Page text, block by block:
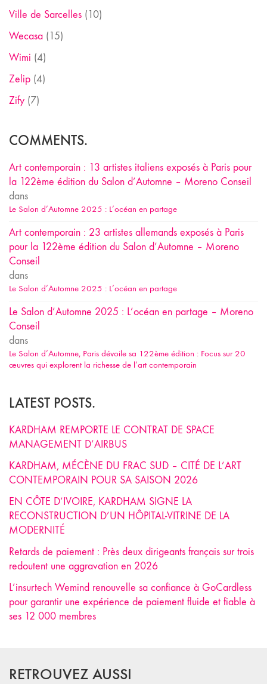
Ville de Sarcelles (10)
Wecasa (15)
Wimi (4)
Zelip (4)
Zify (7)
COMMENTS.
Art contemporain : 13 artistes italiens exposés à Paris pour
la 122ème édition du Salon d’Automne – Moreno Conseil
dans
Le Salon d’Automne 2025 : L’océan en partage
Art contemporain : 23 artistes allemands exposés à Paris
pour la 122ème édition du Salon d’Automne – Moreno
Conseil
dans
Le Salon d’Automne 2025 : L’océan en partage
Le Salon d’Automne 2025 : L’océan en partage – Moreno
Conseil
dans
Le Salon d’Automne, Paris dévoile sa 122ème édition : Focus sur 20
œuvres qui explorent la richesse de l’art contemporain
LATEST POSTS.
KARDHAM REMPORTE LE CONTRAT DE SPACE
MANAGEMENT D’AIRBUS
KARDHAM, MÉCÈNE DU FRAC SUD – CITÉ DE L’ART
CONTEMPORAIN POUR SA SAISON 2026
EN CÔTE D’IVOIRE, KARDHAM SIGNE LA
RECONSTRUCTION D’UN HÔPITAL-VITRINE DE LA
MODERNITÉ
Retards de paiement : Près deux dirigeants français sur trois
redoutent une aggravation en 2026
L’insurtech Wemind renouvelle sa confiance à GoCardless
pour garantir une expérience de paiement fluide et fiable à
ses 12 000 membres
RETROUVEZ AUSSI